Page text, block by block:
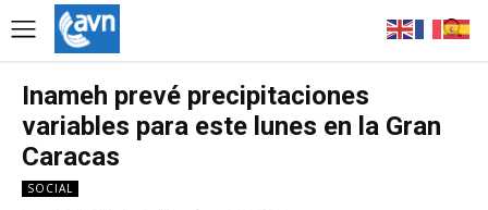
Inameh prevé precipitaciones
variables para este lunes en la Gran
Caracas
SOCIAL